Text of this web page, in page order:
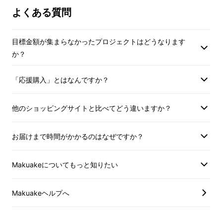
よくある質問
目標金額が集まらなかったプロジェクトはどうなります
か？
「応援購入」とはなんですか？
他のショッピングサイトと比べてどう違いますか？
お届けまで時間がかかるのはなぜですか？
Makuakeについてもっと知りたい
Makuakeヘルプへ